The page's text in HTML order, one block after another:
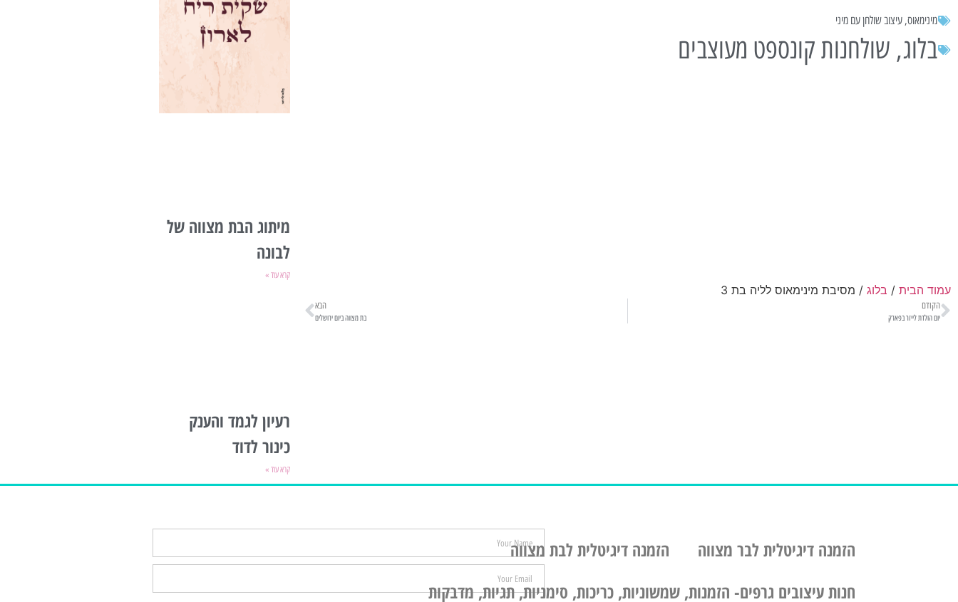
מינימאוס, עיצוב שולחן עם מיני
בלוג, שולחנות קונספט מעוצבים
עמוד הבית / בלוג / מסיבת מינימאוס לליה בת 3
הקודם
יום הולדת לייזר בפארק
הבא
בת מצווה ביום ירושלים
מיתוג הבת מצווה של
לבונה
קרא עוד »
רעיון לגמד והענק
כינור לדוד
קרא עוד »
הזמנה דיגיטלית לבר מצווה
הזמנה דיגיטלית לבת מצווה
חנות עיצובים גרפים- הזמנות, שמשוניות, כריכות, סימניות, תגיות, מדבקות